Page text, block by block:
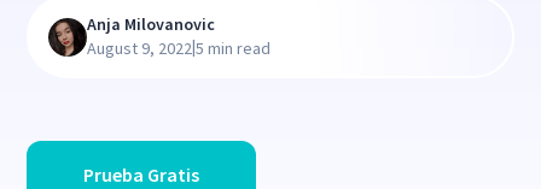
Prueba Gratis
Anja Milovanovic
August 9, 2022|5 min read